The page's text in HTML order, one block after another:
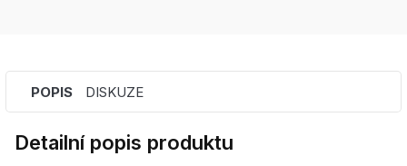
POPIS DISKUZE
Detailní popis produktu